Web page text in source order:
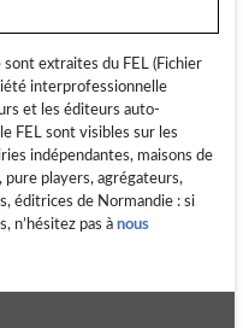
sont extraites du FEL (Fichier
interprofessionnelle
et les éditeurs auto-
FEL sont visibles sur les
indépendantes, maisons de
pure players, agrégateurs,
éditrices de Normandie : si
n’hésitez pas à nous